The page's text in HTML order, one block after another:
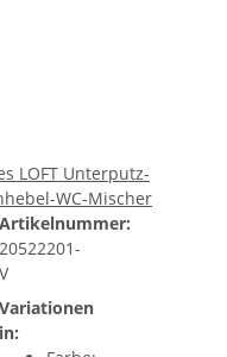
LOFT Unterputz-
WC-Mischer
Artikelnummer:
20522201-
V
Variationen
in: